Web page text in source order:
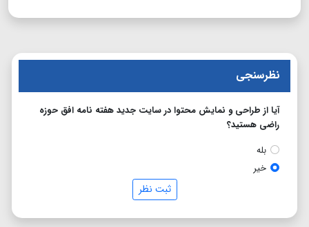
نظرسنجی
آیا از طراحی و نمایش محتوا در سایت جدید هفته نامه افق حوزه
راضی هستید؟
بله
خیر
ثبت نظر